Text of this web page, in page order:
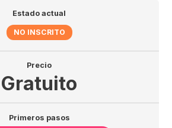
Estado actual
NO INSCRITO
Precio
Gratuito
Primeros pasos